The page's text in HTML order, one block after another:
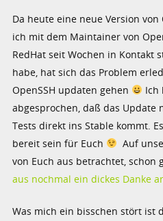
Da heute eine neue Version
ich mit dem Maintainer von
RedHat seit Wochen in Kontakt
habe, hat sich das Problem
OpenSSH updaten gehen
Ich
abgesprochen, daß das Update
Tests direkt ins Stable kommt.
bereit sein für Euch
Auf
von Euch aus betrachtet,
aus nochmal ein dickes Danke
Was mich ein bisschen stört ist